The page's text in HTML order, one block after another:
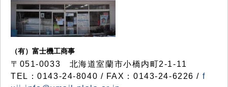
（有）富士機工商事
〒051-0033 北海道室蘭市小橋内町2-1-11
TEL：0143-24-8040 / FAX：0143-24-6226 / f